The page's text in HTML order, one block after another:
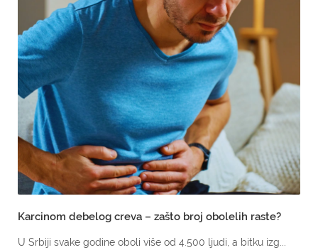
Karcinom debelog creva – zašto broj obolelih raste?
U Srbiji svake godine oboli više od 4.500 ljudi, a bitku izg...